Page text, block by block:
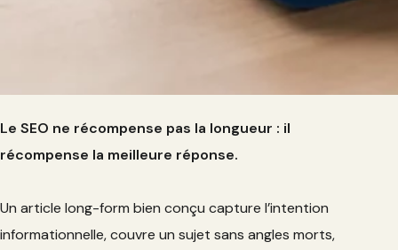
Le SEO ne récompense pas la longueur : il
récompense la meilleure réponse.
Un article long-form bien conçu capture l’intention
informationnelle, couvre un sujet sans angles morts,